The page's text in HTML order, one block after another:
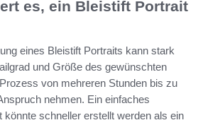
es, ein Bleistift Portrait
eines Bleistift Portraits kann stark
und Größe des gewünschten
von mehreren Stunden bis zu
nehmen. Ein einfaches
könnte schneller erstellt werden als ein